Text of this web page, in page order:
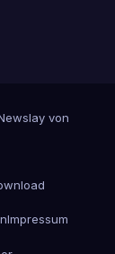
von
Impressum